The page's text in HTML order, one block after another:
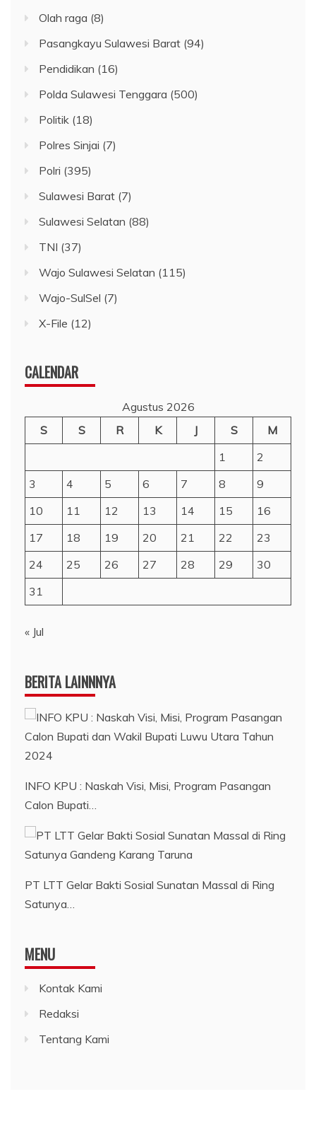
Olah raga (8)
Pasangkayu Sulawesi Barat (94)
Pendidikan (16)
Polda Sulawesi Tenggara (500)
Politik (18)
Polres Sinjai (7)
Polri (395)
Sulawesi Barat (7)
Sulawesi Selatan (88)
TNI (37)
Wajo Sulawesi Selatan (115)
Wajo-SulSel (7)
X-File (12)
CALENDAR
Agustus 2026
S
S R K J S
M
1
2
3
4 5 6 7 8
9
10
11 12 13 14 15
16
17
18 19 20 21 22
23
24
25 26 27 28 29
30
31
« Jul
BERITA LAINNNYA
INFO KPU : Naskah Visi, Misi, Program Pasangan
Calon Bupati…
PT LTT Gelar Bakti Sosial Sunatan Massal di Ring
Satunya…
MENU
Kontak Kami
Redaksi
Tentang Kami